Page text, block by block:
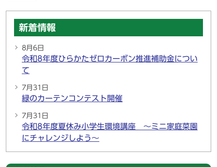
新着情報
8月6日
令和8年度ひらかたゼロカーボン推進補助金につい
て
7月31日
緑のカーテンコンテスト開催
7月31日
令和8年度夏休み小学生環境講座 ～ミニ家庭菜園
にチャレンジしよう～